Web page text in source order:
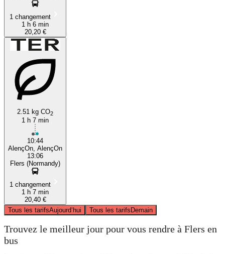
1 changement
1 h 6 min
20,20 €
2.51 kg CO2
1 h 7 min
10:44
AlençOn, AlençOn
13:06
Flers (Normandy)
1 changement
1 h 7 min
20,40 €
Tous les tarifsAujourd’hui Tous les tarifsDemain
Trouvez le meilleur jour pour vous rendre à Flers en
bus